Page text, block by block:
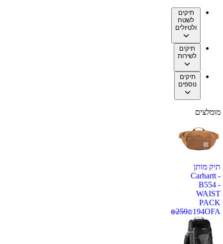
תיקים
לשטח
ולטיולים
תיקים
לשירות
תיקים
נוספים
מומלצים
תיק מותן
Carhartt -
B554 -
WAIST
PACK
OFA
₪194
₪259